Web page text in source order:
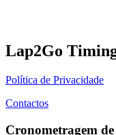
Lap2Go
Política de Privacidade
Contactos
Cronometragem de